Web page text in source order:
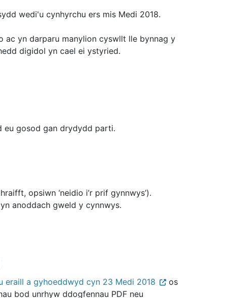
wedi'u cynhyrchu ers mis Medi 2018.
yn darparu manylion cyswllt lle bynnag y
digidol yn cael ei ystyried.
eu gosod gan drydydd parti.
opsiwn ‘neidio i’r prif gynnwys’).
anoddach gweld y cynnwys.
eraill a gyhoeddwyd cyn 23 Medi 2018
os
bod unrhyw ddogfennau PDF neu